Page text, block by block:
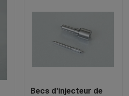
Becs d'injecteur de